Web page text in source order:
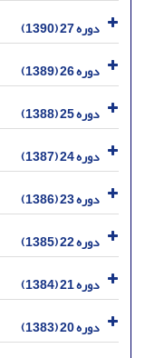
دوره 27 (1390)
دوره 26 (1389)
دوره 25 (1388)
دوره 24 (1387)
دوره 23 (1386)
دوره 22 (1385)
دوره 21 (1384)
دوره 20 (1383)